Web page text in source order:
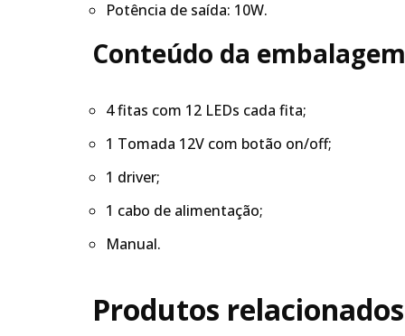
Potência de saída: 10W.
Conteúdo da
4 fitas com 12 LEDs cada fita;
1 Tomada 12V com botão on/off;
1 driver;
1 cabo de alimentação;
Manual.
Produtos relacionados